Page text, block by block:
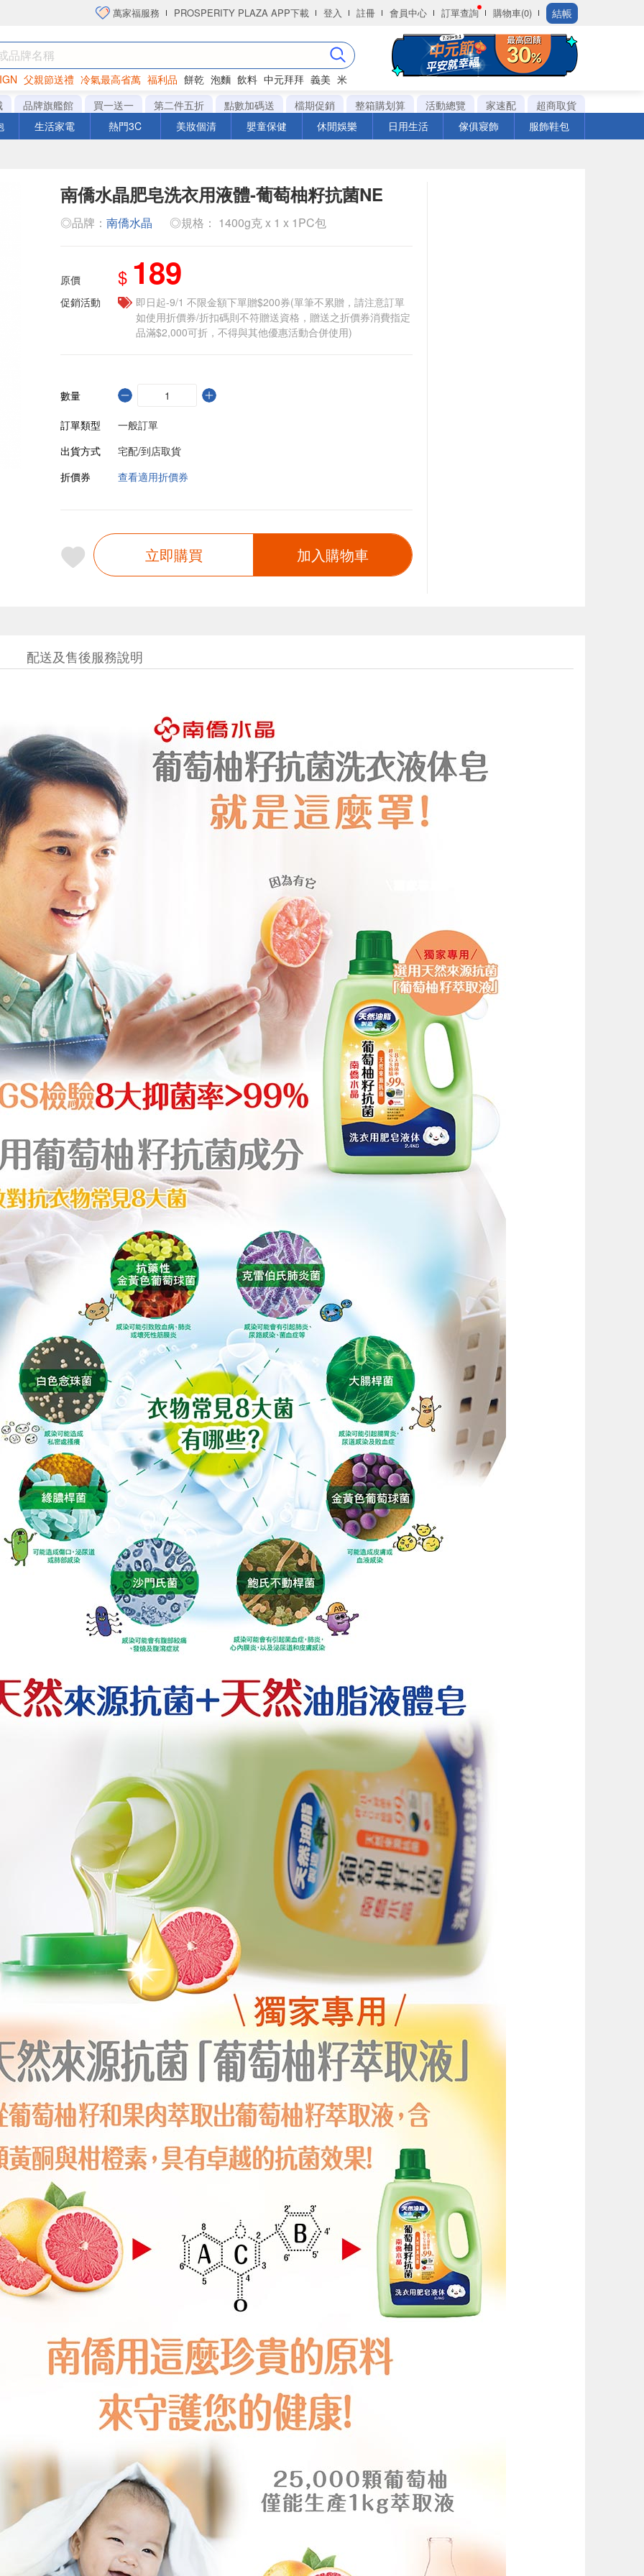
萬家福服務 PROSPERITY PLAZA APP下載 登入 註冊 會員中心 訂單查詢 購物車(0) 結帳
父親節送禮 冷氣最高省萬 福利品 餅乾 泡麵 飲料 中元拜拜 義美 米
衛生紙
品牌旗艦館 買一送一 第二件五折 點數加碼送 檔期促銷 整箱購划算 活動總覽 家速配
超商取貨
生活家電 熱門3C 美妝個清 嬰童保健 休閒娛樂 日用生活 傢俱寢飾 服飾鞋包
南僑水晶肥皂洗衣用液體-葡萄柚籽抗菌NE
◎品牌： 南僑水晶 ◎規格： 1400g克 x 1 x 1PC包
原價 $ 189
促銷活動
即日起-9/1 不限金額下單贈$200券(單筆不累贈，請注意訂單
如使用折價券/折扣碼則不符贈送資格，贈送之折價券消費指定
品滿$2,000可折，不得與其他優惠活動合併使用)
數量
訂單類型
一般訂單
出貨方式
宅配/到店取貨
折價券
查看適用折價券
立即購買 加入購物車
配送及售後服務說明